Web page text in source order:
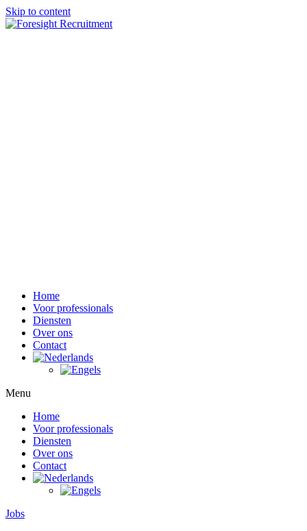
Skip to content
Home
Voor professionals
Diensten
Over ons
Contact
Menu
Home
Voor professionals
Diensten
Over ons
Contact
Jobs